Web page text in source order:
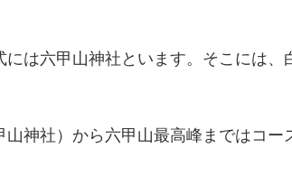
には六甲山神社といます。そこには、
山神社）から六甲山最高峰まではコー